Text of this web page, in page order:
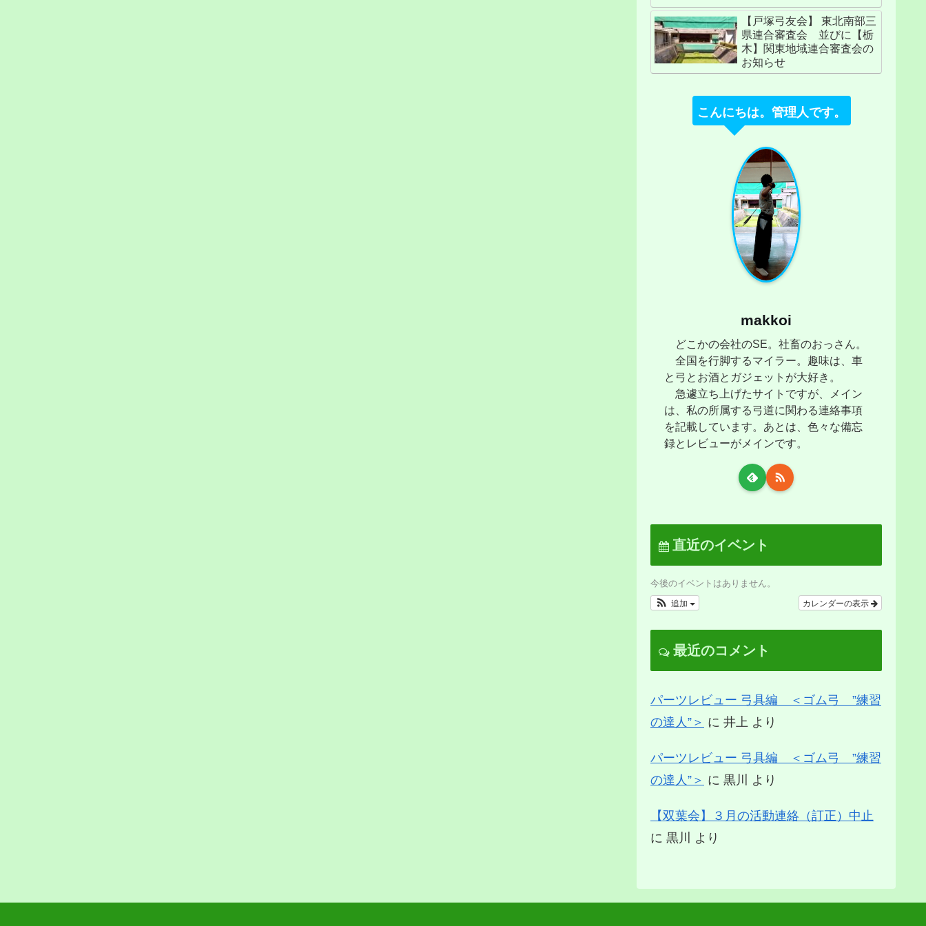
【戸塚弓友会】 東北南部三
県連合審査会 並びに【栃
木】関東地域連合審査会の
お知らせ
こんにちは。管理人です。
makkoi
どこかの会社のSE。社畜のおっさん。
全国を行脚するマイラー。趣味は、車
と弓とお酒とガジェットが大好き。
急遽立ち上げたサイトですが、メイン
は、私の所属する弓道に関わる連絡事項
を記載しています。あとは、色々な備忘
録とレビューがメインです。
直近のイベント
今後のイベントはありません。
カレンダーの表示
追加
最近のコメント
パーツレビュー 弓具編 ＜ゴム弓 ”練習
の達人”＞ に 井上 より
パーツレビュー 弓具編 ＜ゴム弓 ”練習
の達人”＞ に 黒川 より
【双葉会】３月の活動連絡（訂正）中止
に 黒川 より